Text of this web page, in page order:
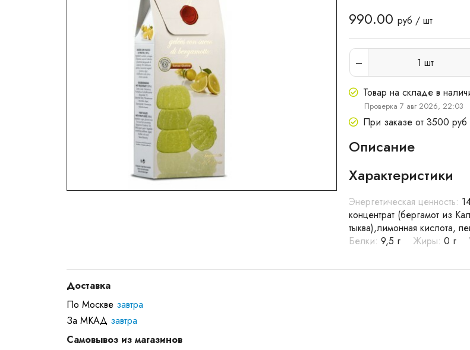
990.00 руб / шт
1 шт
Товар на складе в
Проверка 7 авг 2026, 22:03
При заказе от 3500 руб
Описание
Характеристики
Энергетическая ценность:
концентрат (бергамот из
тыква),лимонная кислота,
Белки: 9,5 г Жиры: 0 г
Доставка
По Москве завтра
За МКАД завтра
Самовывоз из магазинов